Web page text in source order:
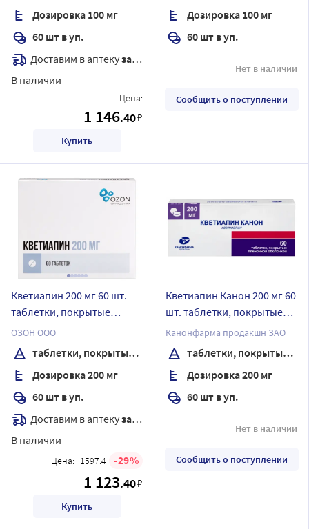
Дозировка 100 мг
60 шт в уп.
Доставим в аптекузавтра
В наличии
Цена:
1 146.40₽
Купить
Дозировка 100 мг
60 шт в уп.
Нет в наличии
Сообщить о поступлении
Кветиапин 200 мг 60 шт.
таблетки, покрытые
пленочной оболочкой
ОЗОН ООО
таблетки, покрытые пленочной оболочкой
Дозировка 200 мг
60 шт в уп.
Доставим в аптекузавтра
В наличии
Цена: 1597.4 29
1 123.40₽
Купить
Кветиапин Канон 200 мг 60
шт. таблетки, покрытые
пленочной оболочкой
Канонфарма продакшн ЗАО
таблетки, покрытые пленочной оболочкой
Дозировка 200 мг
60 шт в уп.
Нет в наличии
Сообщить о поступлении